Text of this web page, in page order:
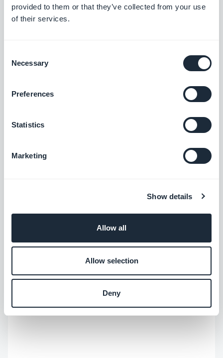
provided to them or that they’ve collected from your use
of their services.
Selection
Necessary
Preferences
Statistics
Marketing
Show details
Allow all
Allow selection
Deny
novo URL da imagem que deseja substituir
Você está pronto para importar facilmente um
número ilimitado de produtos e suas imagens,
com um clique, de um único arquivo .csv.